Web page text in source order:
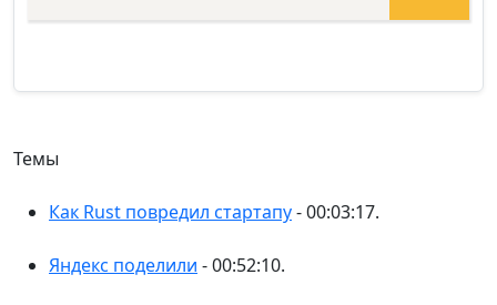
Темы
Как Rust повредил стартапу- 00:03:17.
Яндекс поделили - 00:52:10.